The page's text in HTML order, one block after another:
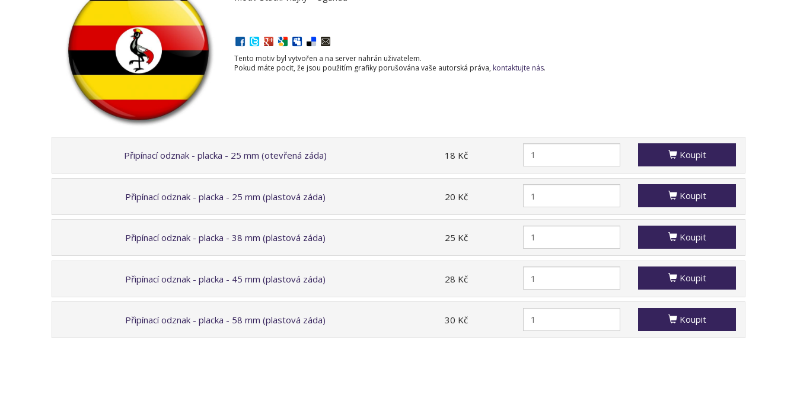
Tento motiv byl vytvořen a na server nahrán uživatelem.
Pokud máte pocit, že jsou použitím grafiky porušována vaše autorská práva, kontaktujte nás.
Připínací odznak - placka - 25 mm (otevřená záda) 18 Kč Koupit
Připínací odznak - placka - 25 mm (plastová záda) 20 Kč Koupit
Připínací odznak - placka - 38 mm (plastová záda) 25 Kč Koupit
Připínací odznak - placka - 45 mm (plastová záda) 28 Kč Koupit
Připínací odznak - placka - 58 mm (plastová záda) 30 Kč Koupit